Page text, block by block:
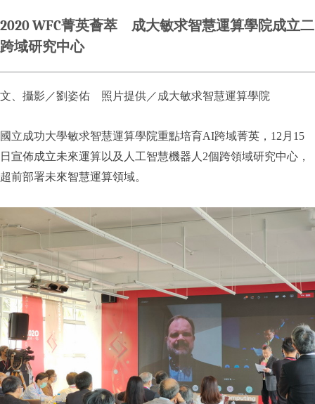
2020 WFC菁英薈萃 成大敏求智慧運算學院成立二
跨域研究中心
文、攝影／劉姿佑 照片提供／成大敏求智慧運算學院
國立成功大學敏求智慧運算學院重點培育AI跨域菁英，12月15
日宣佈成立未來運算以及人工智慧機器人2個跨領域研究中心，
超前部署未來智慧運算領域。